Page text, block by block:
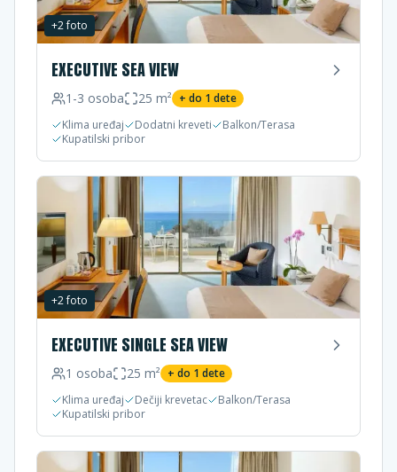
+2foto
EXECUTIVE SEA VIEW
1-3 osoba 25 m² + do 1 dete
Klima uređaj
Dodatni kreveti
Balkon/Terasa
Kupatilski pribor
+2foto
EXECUTIVE SINGLE SEA VIEW
1 osoba 25 m² + do 1 dete
Klima uređaj
Dečiji krevetac
Balkon/Terasa
Kupatilski pribor